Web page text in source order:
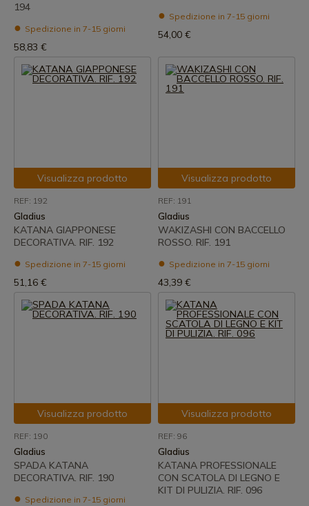
194
Spedizione in 7-15 giorni
58,83 €
Spedizione in 7-15 giorni
54,00 €
Visualizza prodotto
REF: 192
Gladius
KATANA GIAPPONESE
DECORATIVA. RIF. 192
Spedizione in 7-15 giorni
51,16 €
Visualizza prodotto
REF: 191
Gladius
WAKIZASHI CON BACCELLO
ROSSO. RIF. 191
Spedizione in 7-15 giorni
43,39 €
Visualizza prodotto
REF: 190
Gladius
SPADA KATANA
DECORATIVA. RIF. 190
Spedizione in 7-15 giorni
Visualizza prodotto
REF: 96
Gladius
KATANA PROFESSIONALE
CON SCATOLA DI LEGNO E
KIT DI PULIZIA. RIF. 096